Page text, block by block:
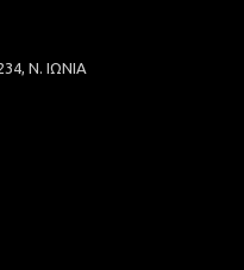
Ν. ΙΩΝΙΑ